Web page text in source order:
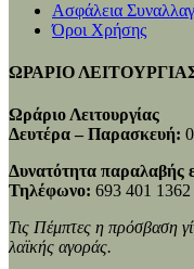
Ασφάλεια
Όροι Χρήσης
ΩΡΑΡΙΟ
Ωράριο Λειτουργίας
Δευτέρα – Παρασκευή:
Δυνατότητα παραλαβής
Τηλέφωνο: 693 401
Τις Πέμπτες η πρόσβαση
λαϊκής αγοράς.